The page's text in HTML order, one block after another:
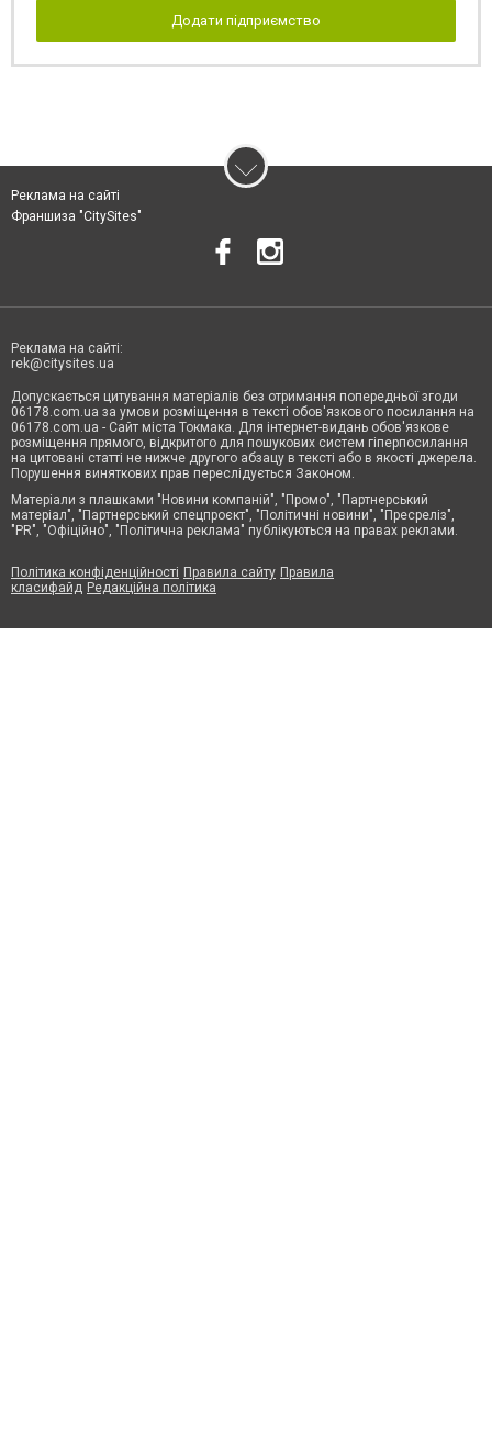
Додати підприємство
Реклама на сайті
Франшиза "CitySites"
Реклама на сайті:
rek@citysites.ua
Допускається цитування матеріалів без отримання попередньої згоди
06178.com.ua за умови розміщення в тексті обов'язкового посилання на
06178.com.ua - Сайт міста Токмака. Для інтернет-видань обов'язкове
розміщення прямого, відкритого для пошукових систем гіперпосилання
на цитовані статті не нижче другого абзацу в тексті або в якості джерела.
Порушення виняткових прав переслідується Законом.
Матеріали з плашками "Новини компаній", "Промо", "Партнерський
матеріал", "Партнерський спецпроєкт", "Політичні новини", "Пресреліз",
"PR", "Офіційно", "Політична реклама" публікуються на правах реклами.
Політика конфіденційності Правила сайту Правила
класифайд Редакційна політика